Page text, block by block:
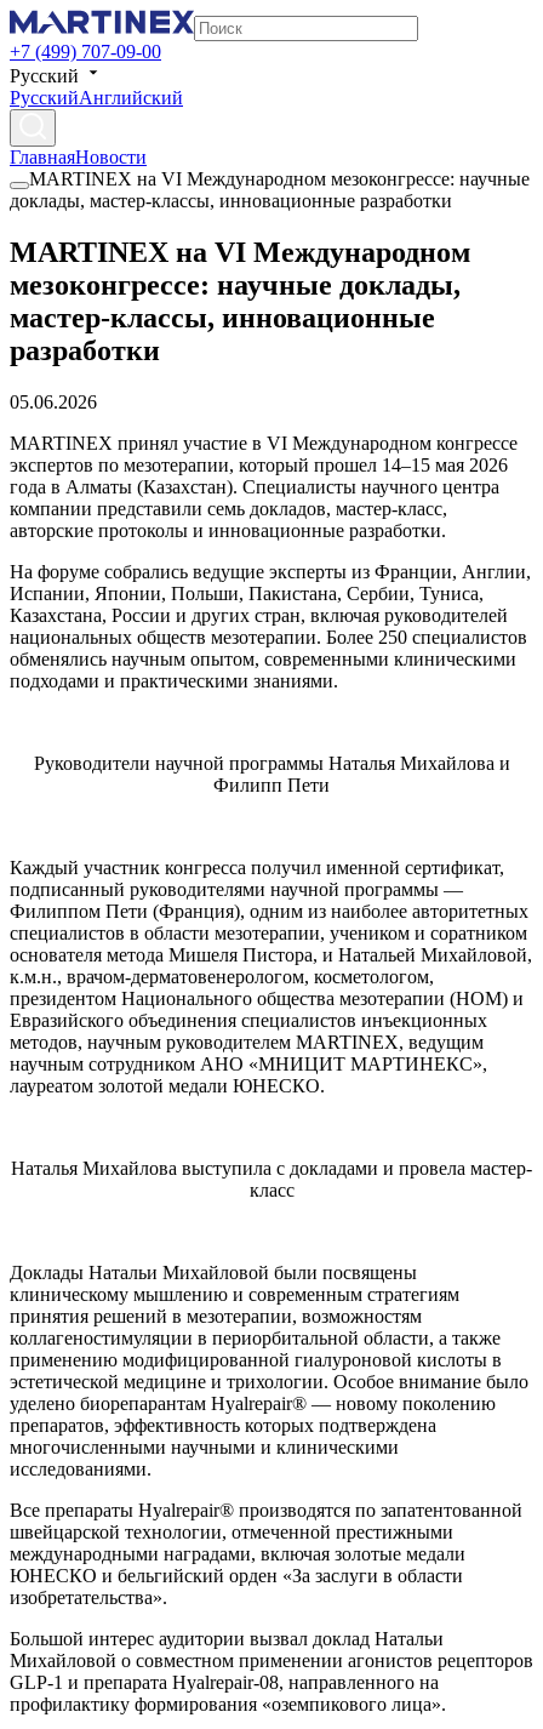
+7 (499) 707-09-00
Русский
РусскийАнглийский
ГлавнаяНовости
MARTINEX на VI Международном мезоконгрессе: научные
доклады, мастер-классы, инновационные разработки
MARTINEX на VI Международном
мезоконгрессе: научные доклады,
мастер-классы, инновационные
разработки
05.06.2026
MARTINEX принял участие в VI Международном конгрессе
экспертов по мезотерапии, который прошел 14–15 мая 2026
года в Алматы (Казахстан). Специалисты научного центра
компании представили семь докладов, мастер-класс,
авторские протоколы и инновационные разработки.
На форуме собрались ведущие эксперты из Франции, Англии,
Испании, Японии, Польши, Пакистана, Сербии, Туниса,
Казахстана, России и других стран, включая руководителей
национальных обществ мезотерапии. Более 250 специалистов
обменялись научным опытом, современными клиническими
подходами и практическими знаниями.
Руководители научной программы Наталья Михайлова и
Филипп Пети
Каждый участник конгресса получил именной сертификат,
подписанный руководителями научной программы —
Филиппом Пети (Франция), одним из наиболее авторитетных
специалистов в области мезотерапии, учеником и соратником
основателя метода Мишеля Пистора, и Натальей Михайловой,
к.м.н., врачом-дерматовенерологом, косметологом,
президентом Национального общества мезотерапии (НОМ) и
Евразийского объединения специалистов инъекционных
методов, научным руководителем MARTINEX, ведущим
научным сотрудником АНО «МНИЦИТ МАРТИНЕКС»,
лауреатом золотой медали ЮНЕСКО.
Наталья Михайлова выступила с докладами и провела мастер-
класс
Доклады Натальи Михайловой были посвящены
клиническому мышлению и современным стратегиям
принятия решений в мезотерапии, возможностям
коллагеностимуляции в периорбитальной области, а также
применению модифицированной гиалуроновой кислоты в
эстетической медицине и трихологии. Особое внимание было
уделено биорепарантам Hyalrepair® — новому поколению
препаратов, эффективность которых подтверждена
многочисленными научными и клиническими
исследованиями.
Все препараты Hyalrepair® производятся по запатентованной
швейцарской технологии, отмеченной престижными
международными наградами, включая золотые медали
ЮНЕСКО и бельгийский орден «За заслуги в области
изобретательства».
Большой интерес аудитории вызвал доклад Натальи
Михайловой о совместном применении агонистов рецепторов
GLP-1 и препарата Hyalrepair-08, направленного на
профилактику формирования «оземпикового лица».